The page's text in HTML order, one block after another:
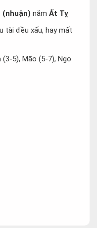
(nhuận) năm Ất Tỵ
tài đều xấu, hay mất
(3-5), Mão (5-7), Ngọ